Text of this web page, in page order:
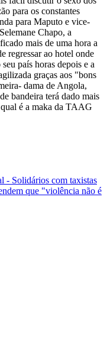
para os constantes
para Maputo e vice-
Chapo, a
mais de uma hora a
regressar ao hotel onde
país horas depois e a
graças aos "bons
dama de Angola,
bandeira terá dado mais
é a maka da TAAG
- Solidários com taxistas
que "violência não é